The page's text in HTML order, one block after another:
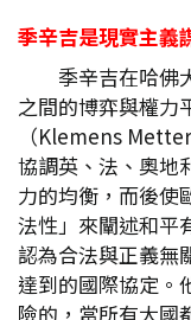
季辛吉是現實主義
季辛吉在哈佛
之間的博弈與權力
（Klemens
協調英、法、奧地
力的均衡，而後使
法性」來闡述和平
認為合法與正義無
達到的國際協定。
險的，當所有大國